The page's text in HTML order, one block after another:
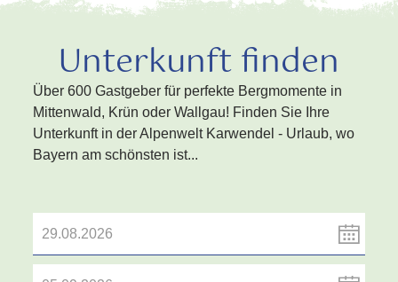
Unterkunft finden
Über 600 Gastgeber für perfekte Bergmomente in
Mittenwald, Krün oder Wallgau! Finden Sie Ihre
Unterkunft in der Alpenwelt Karwendel - Urlaub, wo
Bayern am schönsten ist...